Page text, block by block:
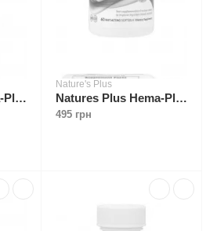
Natures Plus Hema-Plex 60 fast-acting caps
Nature's Plus
Natures Plus Hema-Plex 60 fast-acting softgels
495 грн